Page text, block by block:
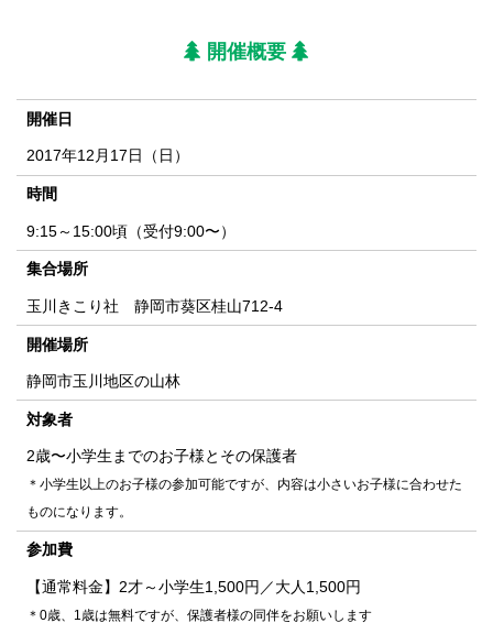
開催概要
開催日
2017年12月17日（日）
時間
9:15～15:00頃（受付9:00〜）
集合場所
玉川きこり社 静岡市葵区桂山712-4
開催場所
静岡市玉川地区の山林
対象者
2歳〜小学生までのお子様とその保護者
＊小学生以上のお子様の参加可能ですが、内容は小さいお子様に合わせた
ものになります。
参加費
【通常料金】2才～小学生1,500円／大人1,500円
＊0歳、1歳は無料ですが、保護者様の同伴をお願いします